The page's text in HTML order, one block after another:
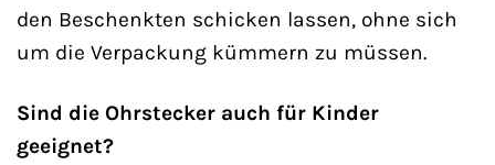
den Beschenkten schicken lassen, ohne sich
um die Verpackung kümmern zu müssen.
Sind die Ohrstecker auch für Kinder
geeignet?